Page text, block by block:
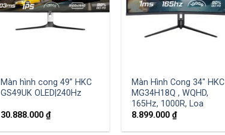
Màn hình cong 49” HKC
GS49UK OLED|240Hz
30.888.000 ₫
Màn Hình Cong 34″ HKC
MG34H18Q , WQHD,
165Hz, 1000R, Loa
8.899.000₫